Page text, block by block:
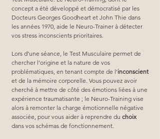
concept a été développé et démocratisé par les
Docteurs Georges Goodheart et John Thie dans
les années 1970, aide le Neuro-Trainer à détecter
vos stress inconscients prioritaires.
Lors d’une séance, le Test Musculaire permet de
chercher l’origine et la nature de vos
problématiques, en tenant compte de l’inconscient
et de la mémoire corporelle. Vous pouvez avoir
cherché à mettre de côté des émotions liées à une
expérience traumatisante ; le Neuro-Training vise
alors à remonter la charge émotionnelle négative
associée, pour vous aider à reprendre du choix
dans vos schémas de fonctionnement.